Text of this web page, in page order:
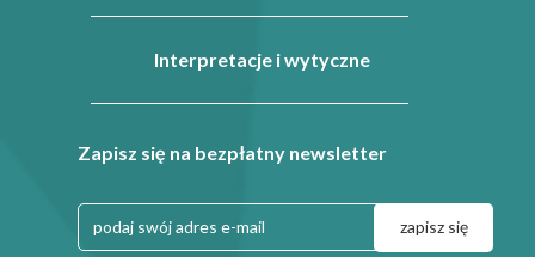
Interpretacje i wytyczne
Zapisz się na bezpłatny newsletter